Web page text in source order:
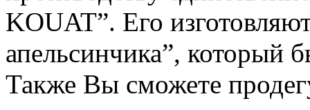
KOUAT”. Его
апельсинчика”, который
Также Вы сможете